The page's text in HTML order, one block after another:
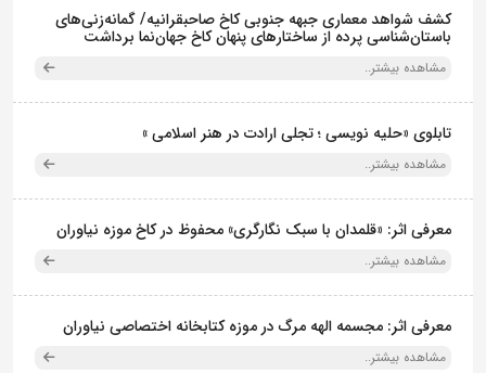
کشف شواهد معماری جبهه جنوبی کاخ صاحبقرانیه/ گمانه‌زنی‌های
باستان‌شناسی پرده از ساختارهای پنهان کاخ جهان‌نما برداشت
مشاهده بیشتر..
تابلوی «حلیه نویسی ؛ تجلی ارادت در هنر اسلامی »
مشاهده بیشتر..
معرفی اثر: «قلمدان با سبک نگارگری» محفوظ در کاخ موزه نیاوران
مشاهده بیشتر..
معرفی اثر: مجسمه الهه مرگ در موزه کتابخانه اختصاصی نیاوران
مشاهده بیشتر..